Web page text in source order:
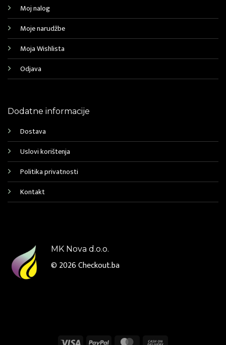
Moj nalog
Moje narudžbe
Moja Wishlista
Odjava
Dodatne informacije
Dostava
Uslovi korištenja
Politika privatnosti
Kontakt
MK Nova d.o.o.
© 2026Checkout.ba